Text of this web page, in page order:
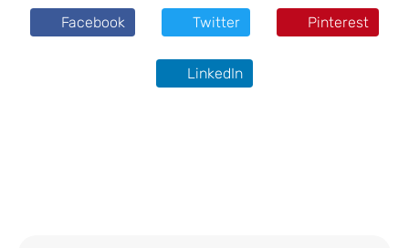
Facebook Twitter Pinterest
LinkedIn